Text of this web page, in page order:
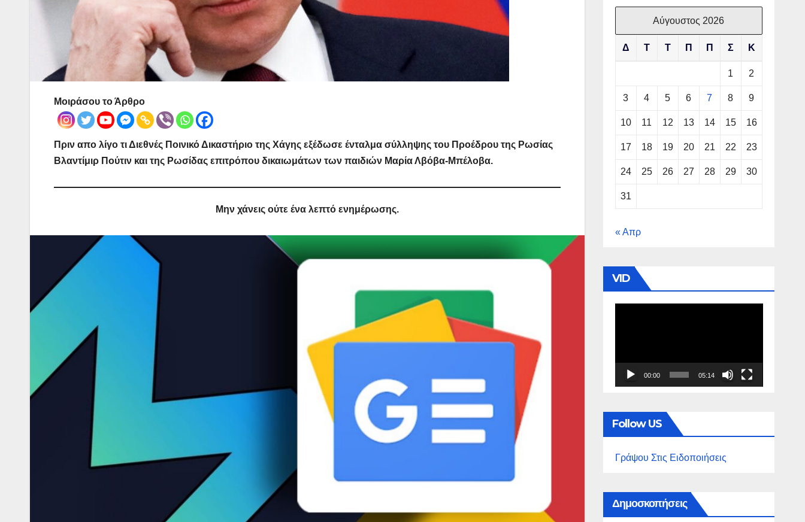
Μοιράσου το Άρθρο
Πριν απο λίγο τι Διεθνές Ποινικό Δικαστήριο της Χάγης εξέδωσε ένταλμα σύλληψης του Προέδρου της Ρωσίας
Βλαντίμιρ Πούτιν και της Ρωσίδας επιτρόπου δικαιωμάτων των παιδιών Μαρία Λβόβα-Μπέλοβα.
Μην χάνεις ούτε ένα λεπτό ενημέρωσης.
Αύγουστος 2026
Δ Τ Τ Π Π Σ Κ
1 2
3 4 5 6 7 8 9
10 11 12 13 14 15 16
17 18 19 20 21 22 23
24 25 26 27 28 29 30
31
« Απρ
VID
00:00 05:14
Follow US
Γράψου Στις Ειδοποιήσεις
Δημοσκοπήσεις